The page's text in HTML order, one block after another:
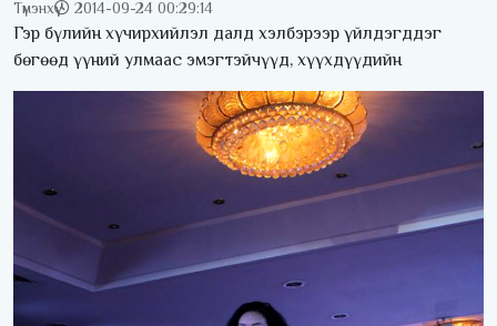
Түмэнхүү 2014-09-24 00:29:14
Гэр бүлийн хүчирхийлэл далд хэлбэрээр үйлдэгддэг
бөгөөд үүний улмаас эмэгтэйчүүд, хүүхдүүдийн